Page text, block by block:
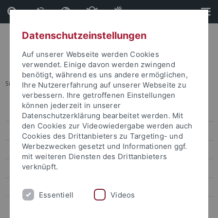
Direkt
zum
Inhalt
Direkt
zur
Fußleiste
Sie sind hier: Startseite ... Equity
Policies - Strategien
Service
Förderprogramme
Handlungsfelder
Datenschutzeinstellungen
Auf unserer Webseite werden Cookies
verwendet. Einige davon werden zwingend
benötigt, während es uns andere ermöglichen,
Ihre Nutzererfahrung auf unserer Webseite zu
verbessern. Ihre getroffenen Einstellungen
können jederzeit in unserer
Datenschutzerklärung bearbeitet werden. Mit
den Cookies zur Videowiedergabe werden auch
Cookies des Drittanbieters zu Targeting- und
Werbezwecken gesetzt und Informationen ggf.
mit weiteren Diensten des Drittanbieters
verknüpft.
Essentiell Videos